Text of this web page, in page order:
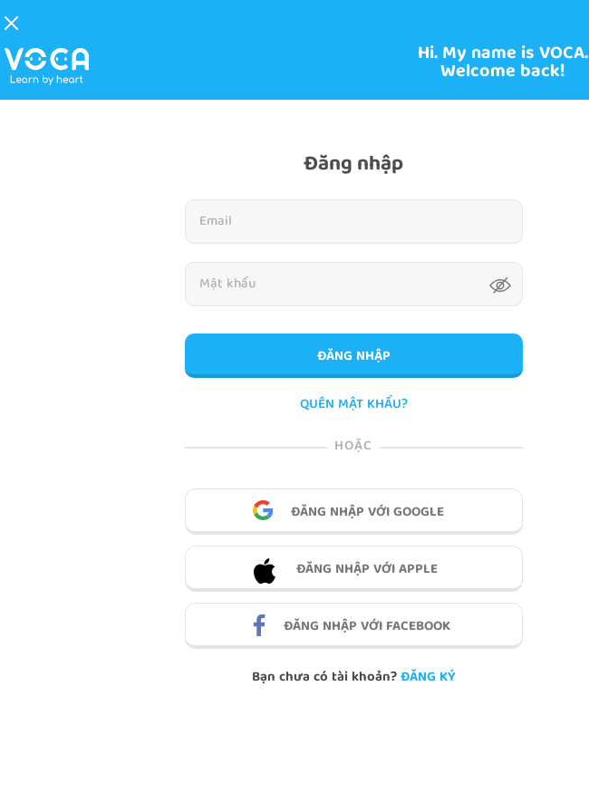
Hi. My name is VOCA.
Welcome back!
Đăng nhập
ĐĂNG NHẬP
QUÊN MẬT KHẨU?
HOẶC
ĐĂNG NHẬP VỚI GOOGLE
ĐĂNG NHẬP VỚI APPLE
ĐĂNG NHẬP VỚI FACEBOOK
Bạn chưa có tài khoản?ĐĂNG KÝ